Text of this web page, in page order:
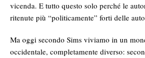
vicenda. E tutto questo solo perché le
ritenute più “politicamente” forti delle
Ma oggi secondo Sims viviamo in un
occidentale, completamente diverso: